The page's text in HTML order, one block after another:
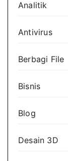
Analitik
Antivirus
Berbagi File
Bisnis
Blog
Desain 3D